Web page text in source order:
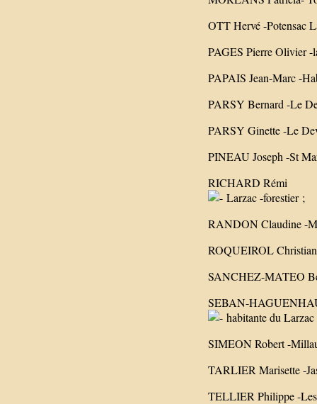
OTT Hervé -Potensac
PAGES Pierre Olivier -
PAPAIS Jean-Marc -
PARSY Bernard -Le
PARSY Ginette -Le
PINEAU Joseph -St
RICHARD Rémi
Larzac -forestier ;
RANDON Claudine -
ROQUEIROL
SANCHEZ-MATEO
SEBAN-
habitante du
SIMEON Robert -
TARLIER Marisette -
TELLIER Philippe -